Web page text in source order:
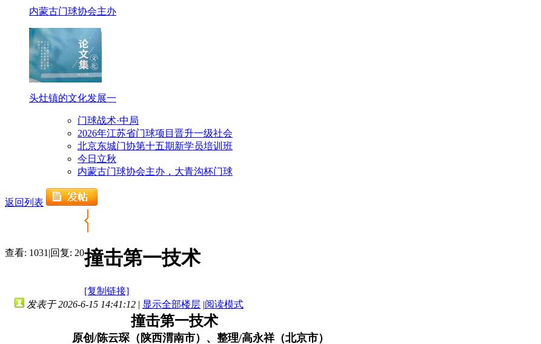
内蒙古门球协会主办
头灶镇的文化发展一
门球战术·中局
2026年江苏省门球项目晋升一级社会
北京东城门协第十五期新学员培训班
今日立秋
内蒙古门球协会主办，大青沟杯门球
返回列表
查看: 1031 |回复: 20撞击第一技术
[复制链接]
发表于 2026-6-15 14:41:12 | 显示全部楼层 |阅读模式
撞击第一技术
原创/陈云琛（陕西渭南市）、整理/高永祥（北京市）